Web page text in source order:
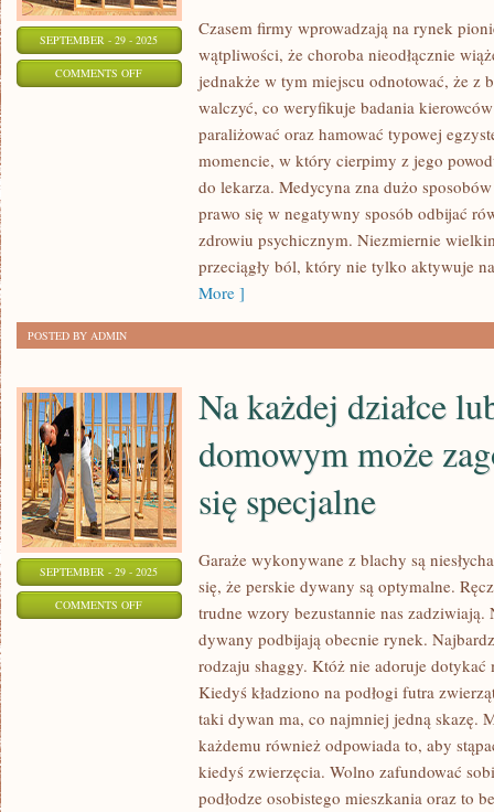
SEPTEMBER - 29 - 2025
COMMENTS OFFON
NIEPEWNOŚCI,
NIEODŁĄCZNIE
SIĘ
Z
Czasem firmy wprowadzają na rynek
wątpliwości, że choroba nieodłącznie
jednakże w tym miejscu odnotować, że z
walczyć, co weryfikuje badania
paraliżować oraz hamować typowej
momencie, w który cierpimy z jego
do lekarza. Medycyna zna dużo
prawo się w negatywny sposób odbijać
zdrowiu psychicznym. Niezmiernie
przeciągły ból, który nie tylko aktywuje
More ]
POSTED BY ADMIN
SEPTEMBER - 29 - 2025
COMMENTS OFFON
Na każdej działce
domowym może
się specjalne
Garaże wykonywane z blachy są
się, że perskie dywany są optymalne.
trudne wzory bezustannie nas
dywany podbijają obecnie rynek.
rodzaju shaggy. Któż nie adoruje
Kiedyś kładziono na podłogi futra
taki dywan ma, co najmniej jedną skazę.
każdemu również odpowiada to, aby
kiedyś zwierzęcia. Wolno zafundować
podłodze osobistego mieszkania oraz to